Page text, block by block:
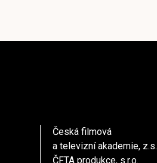
Česká filmová
a televizní akademie, z.s.
ČFTA produkce, s.r.o.